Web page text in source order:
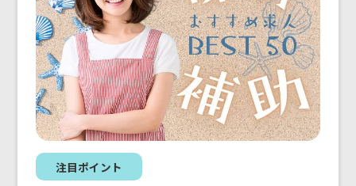
注目ポイント